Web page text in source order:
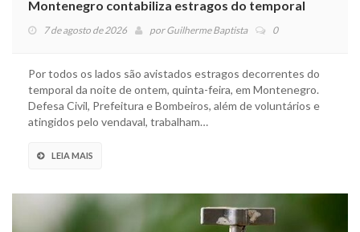
Montenegro contabiliza estragos do temporal
7 de agosto de 2026 porGuilherme Baptista 0
Por todos os lados são avistados estragos decorrentes do
temporal da noite de ontem, quinta-feira, em Montenegro.
Defesa Civil, Prefeitura e Bombeiros, além de voluntários e
atingidos pelo vendaval, trabalham…
LEIA MAIS